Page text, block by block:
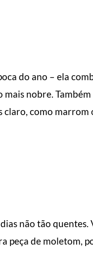
do ano – ela
nobre.
claro, como
não tão quentes.
peça de moletom,